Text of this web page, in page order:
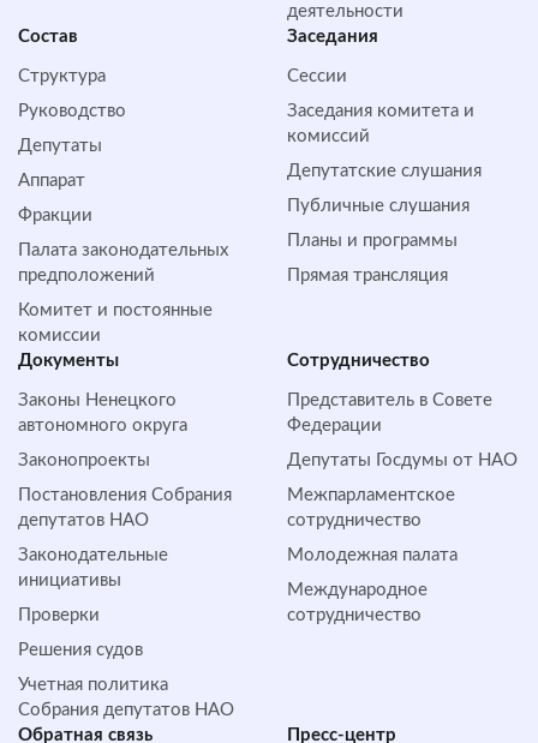
деятельности
Состав
Структура
Руководство
Депутаты
Аппарат
Фракции
Палата законодательных
предположений
Комитет и постоянные
комиссии
Заседания
Сессии
Заседания комитета и
комиссий
Депутатские слушания
Публичные слушания
Планы и программы
Прямая трансляция
Документы
Законы Ненецкого
автономного округа
Законопроекты
Постановления Собрания
депутатов НАО
Законодательные
инициативы
Проверки
Решения судов
Учетная политика
Собрания депутатов НАО
Сотрудничество
Представитель в Совете
Федерации
Депутаты Госдумы от НАО
Межпарламентское
сотрудничество
Молодежная палата
Международное
сотрудничество
Обратная cвязь Пресс-центр